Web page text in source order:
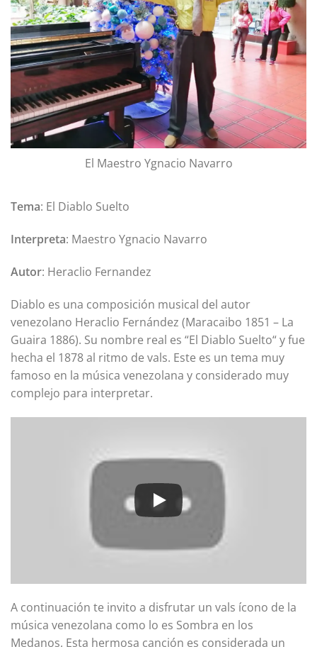
El Maestro Ygnacio Navarro
Tema: El Diablo Suelto
Interpreta: Maestro Ygnacio Navarro
Autor: Heraclio Fernandez
Diablo es una composición musical del autor
venezolano Heraclio Fernández (Maracaibo 1851 – La
Guaira 1886). Su nombre real es “El Diablo Suelto“ y fue
hecha el 1878 al ritmo de vals. Este es un tema muy
famoso en la música venezolana y considerado muy
complejo para interpretar.
A continuación te invito a disfrutar un vals ícono de la
música venezolana como lo es Sombra en los
Medanos. Esta hermosa canción es considerada un